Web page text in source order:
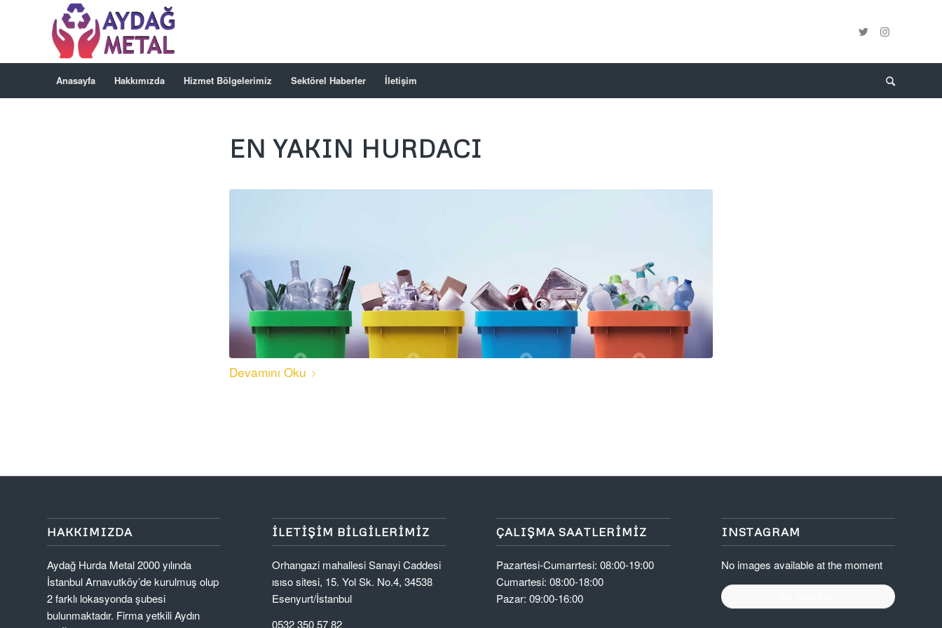
Anasayfa Hakkımızda Hizmet Bölgelerimiz Sektörel Haberler İletişim
EN YAKIN HURDACI
Devamını Oku
HAKKIMIZDA
Aydağ Hurda Metal 2000 yılında
İstanbul Arnavutköy’de kurulmuş olup
2 farklı lokasyonda şubesi
bulunmaktadır. Firma yetkili Aydın
İLETIŞIM BILGILERIMIZ
Orhangazi mahallesi Sanayi Caddesi
ısıso sitesi, 15. Yol Sk. No.4, 34538
Esenyurt/İstanbul
0532 350 57 82
ÇALIŞMA SAATLERIMIZ
Pazartesi-Cumarrtesi: 08:00-19:00
Cumartesi: 08:00-18:00
Pazar: 09:00-16:00
INSTAGRAM
No images available at the moment